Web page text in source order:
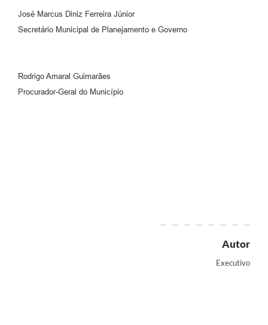
José Marcus Diniz Ferreira Júnior
Secretário Municipal de Planejamento e Governo
Rodrigo Amaral Guimarães
Procurador-Geral do Município
Autor
Executivo